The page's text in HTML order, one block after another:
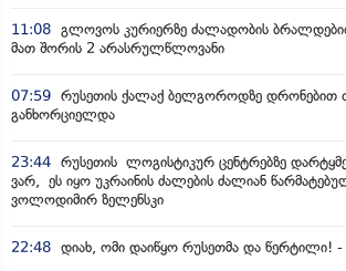
11:08 გლოვოს კურიერზე ძალადობის
მათ შორის 2 არასრულწლოვანი
07:59 რუსეთის ქალაქ ბელგოროდზე დრონებით
განხორციელდა
23:44 რუსეთის ლოგისტიკურ ცენტრებზე
ვარ, ეს იყო უკრაინის ძალების ძალიან
ვოლოდიმირ ზელენსკი
22:48 დიახ, ომი დაიწყო რუსეთმა და წერტილი! -